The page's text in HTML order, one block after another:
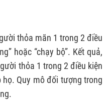
thỏa mãn 1 trong 2 điều
hoặc “chạy bộ”. Kết quả,
thỏa 1 trong 2 điều kiện
Quy mô đối tượng trong